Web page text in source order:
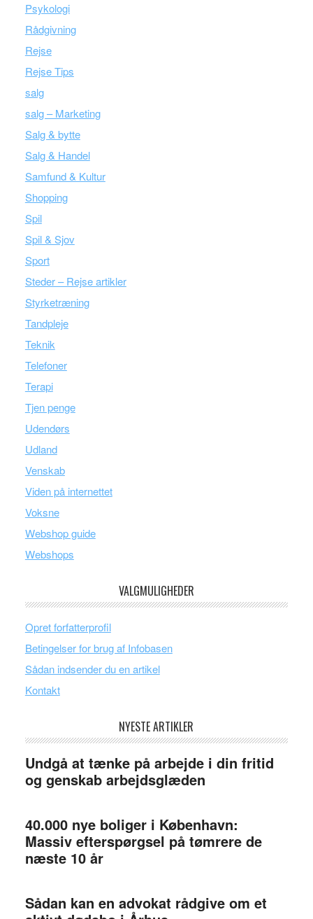
Psykologi
Rådgivning
Rejse
Rejse Tips
salg
salg – Marketing
Salg & bytte
Salg & Handel
Samfund & Kultur
Shopping
Spil
Spil & Sjov
Sport
Steder – Rejse artikler
Styrketræning
Tandpleje
Teknik
Telefoner
Terapi
Tjen penge
Udendørs
Udland
Venskab
Viden på internettet
Voksne
Webshop guide
Webshops
VALGMULIGHEDER
Opret forfatterprofil
Betingelser for brug af Infobasen
Sådan indsender du en artikel
Kontakt
NYESTE ARTIKLER
Undgå at tænke på arbejde i din fritid
og genskab arbejdsglæden
40.000 nye boliger i København:
Massiv efterspørgsel på tømrere de
næste 10 år
Sådan kan en advokat rådgive om et